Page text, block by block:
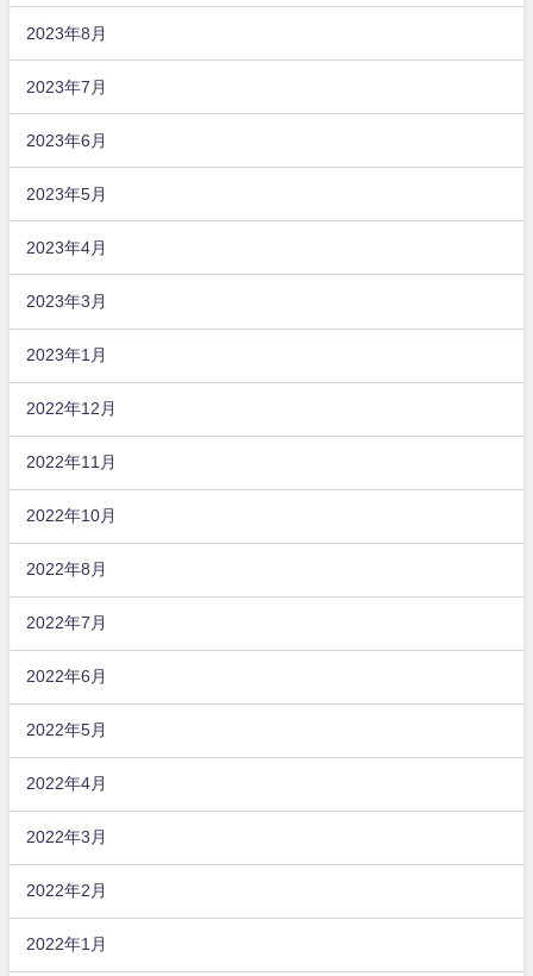
2023年8月
2023年7月
2023年6月
2023年5月
2023年4月
2023年3月
2023年1月
2022年12月
2022年11月
2022年10月
2022年8月
2022年7月
2022年6月
2022年5月
2022年4月
2022年3月
2022年2月
2022年1月